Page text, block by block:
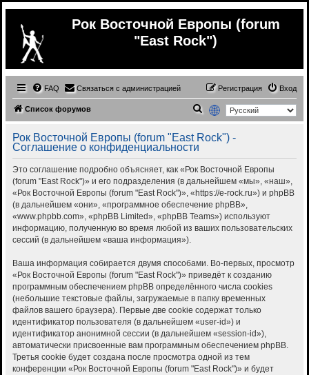
Рок Восточной Европы (forum
"East Rock")
FAQ Связаться с администрацией Вход
Регистрация
Список форумов
и
с
к
Рок Восточной Европы (forum "East Rock") -
Соглашение о конфиденциальности
Это соглашение подробно объясняет, как «Рок Восточной Европы
(forum "East Rock")» и его подразделения (в дальнейшем «мы», «наш»,
«Рок Восточной Европы (forum "East Rock")», «https://e-rock.ru») и phpBB
(в дальнейшем «они», «программное обеспечение phpBB»,
«www.phpbb.com», «phpBB Limited», «phpBB Teams») используют
информацию, полученную во время любой из ваших пользовательских
сессий (в дальнейшем «ваша информация»).
Ваша информация собирается двумя способами. Во-первых, просмотр
«Рок Восточной Европы (forum "East Rock")» приведёт к созданию
программным обеспечением phpBB определённого числа cookies
(небольшие текстовые файлы, загружаемые в папку временных
файлов вашего браузера). Первые две cookie содержат только
идентификатор пользователя (в дальнейшем «user-id») и
идентификатор анонимной сессии (в дальнейшем «session-id»),
автоматически присвоенные вам программным обеспечением phpBB.
Третья cookie будет создана после просмотра одной из тем
конференции «Рок Восточной Европы (forum "East Rock")» и будет